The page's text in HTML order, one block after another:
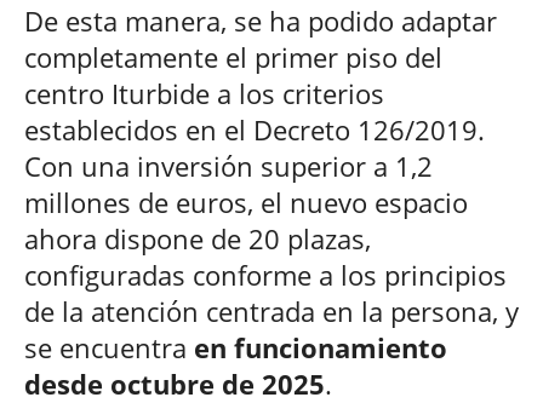
De esta manera, se ha podido adaptar
completamente el primer piso del
centro Iturbide a los criterios
establecidos en el Decreto 126/2019.
Con una inversión superior a 1,2
millones de euros, el nuevo espacio
ahora dispone de 20 plazas,
configuradas conforme a los principios
de la atención centrada en la persona, y
se encuentra en funcionamiento
desde octubre de 2025.